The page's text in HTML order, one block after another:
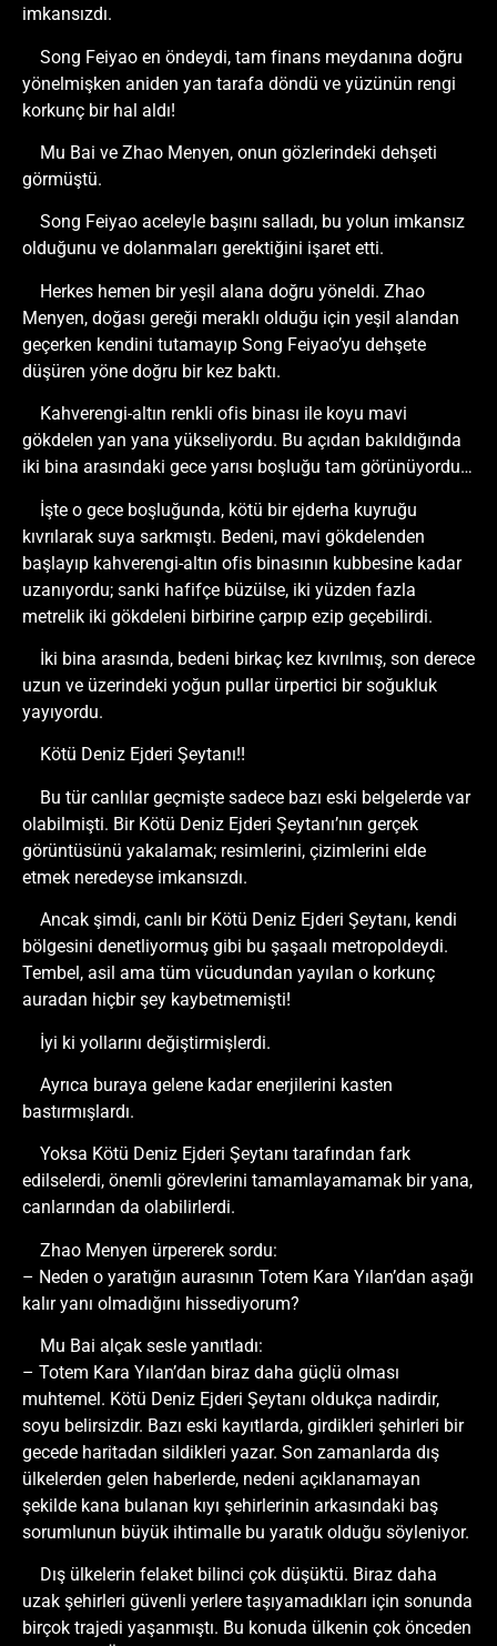
imkansızdı.
Song Feiyao en öndeydi, tam finans meydanına doğru
yönelmişken aniden yan tarafa döndü ve yüzünün rengi
korkunç bir hal aldı!
Mu Bai ve Zhao Menyen, onun gözlerindeki dehşeti
görmüştü.
Song Feiyao aceleyle başını salladı, bu yolun imkansız
olduğunu ve dolanmaları gerektiğini işaret etti.
Herkes hemen bir yeşil alana doğru yöneldi. Zhao
Menyen, doğası gereği meraklı olduğu için yeşil alandan
geçerken kendini tutamayıp Song Feiyao’yu dehşete
düşüren yöne doğru bir kez baktı.
Kahverengi-altın renkli ofis binası ile koyu mavi
gökdelen yan yana yükseliyordu. Bu açıdan bakıldığında
iki bina arasındaki gece yarısı boşluğu tam görünüyordu…
İşte o gece boşluğunda, kötü bir ejderha kuyruğu
kıvrılarak suya sarkmıştı. Bedeni, mavi gökdelenden
başlayıp kahverengi-altın ofis binasının kubbesine kadar
uzanıyordu; sanki hafifçe büzülse, iki yüzden fazla
metrelik iki gökdeleni birbirine çarpıp ezip geçebilirdi.
İki bina arasında, bedeni birkaç kez kıvrılmış, son derece
uzun ve üzerindeki yoğun pullar ürpertici bir soğukluk
yayıyordu.
Kötü Deniz Ejderi Şeytanı!!
Bu tür canlılar geçmişte sadece bazı eski belgelerde var
olabilmişti. Bir Kötü Deniz Ejderi Şeytanı’nın gerçek
görüntüsünü yakalamak; resimlerini, çizimlerini elde
etmek neredeyse imkansızdı.
Ancak şimdi, canlı bir Kötü Deniz Ejderi Şeytanı, kendi
bölgesini denetliyormuş gibi bu şaşaalı metropoldeydi.
Tembel, asil ama tüm vücudundan yayılan o korkunç
auradan hiçbir şey kaybetmemişti!
İyi ki yollarını değiştirmişlerdi.
Ayrıca buraya gelene kadar enerjilerini kasten
bastırmışlardı.
Yoksa Kötü Deniz Ejderi Şeytanı tarafından fark
edilselerdi, önemli görevlerini tamamlayamamak bir yana,
canlarından da olabilirlerdi.
Zhao Menyen ürpererek sordu:
– Neden o yaratığın aurasının Totem Kara Yılan’dan aşağı
kalır yanı olmadığını hissediyorum?
Mu Bai alçak sesle yanıtladı:
– Totem Kara Yılan’dan biraz daha güçlü olması
muhtemel. Kötü Deniz Ejderi Şeytanı oldukça nadirdir,
soyu belirsizdir. Bazı eski kayıtlarda, girdikleri şehirleri bir
gecede haritadan sildikleri yazar. Son zamanlarda dış
ülkelerden gelen haberlerde, nedeni açıklanamayan
şekilde kana bulanan kıyı şehirlerinin arkasındaki baş
sorumlunun büyük ihtimalle bu yaratık olduğu söyleniyor.
Dış ülkelerin felaket bilinci çok düşüktü. Biraz daha
uzak şehirleri güvenli yerlere taşıyamadıkları için sonunda
birçok trajedi yaşanmıştı. Bu konuda ülkenin çok önceden